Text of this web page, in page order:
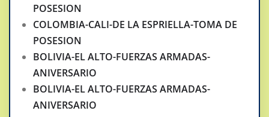
POSESION
COLOMBIA-CALI-DE LA ESPRIELLA-TOMA DE
POSESION
BOLIVIA-EL ALTO-FUERZAS ARMADAS-
ANIVERSARIO
BOLIVIA-EL ALTO-FUERZAS ARMADAS-
ANIVERSARIO